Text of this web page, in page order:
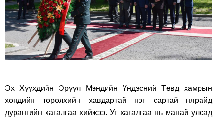
Эх Хүүхдийн Эрүүл Мэндийн Үндэсний Төвд хамрын
хөндийн төрөлхийн хавдартай нэг сартай нярайд
дурангийн хагалгаа хийжээ. Уг хагалгаа нь манай улсад